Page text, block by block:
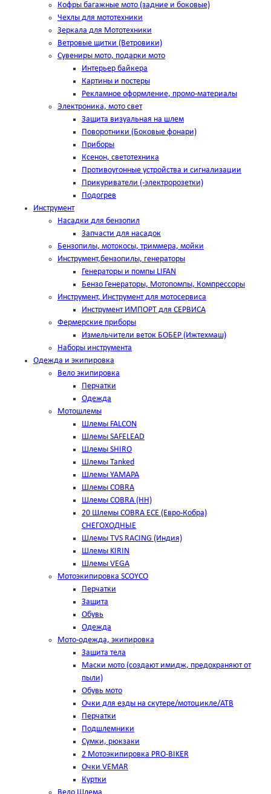
Кофры багажные мото (задние и боковые)
Чехлы для мототехники
Зеркала для Мототехники
Ветровые щитки (Ветровики)
Сувениры мото, подарки мото
Интерьер байкера
Картины и постеры
Рекламное оформление, промо-материалы
Электроника, мото свет
Защита визуальная на шлем
Поворотники (Боковые фонари)
Приборы
Ксенон, светотехника
Противоугонные устройства и сигнализации
Прикуриватели (-электророзетки)
Подогрев
Инструмент
Насадки для бензопил
Запчасти для насадок
Бензопилы, мотокосы, триммера, мойки
Инструмент,бензопилы, генераторы
Генераторы и помпы LIFAN
Бензо Генераторы, Мотопомпы, Компрессоры
Инструмент, Инструмент для мотосервиса
Инструмент ИМПОРТ для СЕРВИСА
Фермерские приборы
Измельчители веток БОБЕР (Ижтехмаш)
Наборы инструмента
Одежда и экипировка
Вело экипировка
Перчатки
Одежда
Мотошлемы
Шлемы FALCON
Шлемы SAFELEAD
Шлемы SHIRO
Шлемы Tanked
Шлемы YAMAPA
Шлемы COBRA
Шлемы COBRA (HH)
20 Шлемы COBRA ECE (Евро-Кобра)
СНЕГОХОДНЫЕ
Шлемы TVS RACING (Индия)
Шлемы KIRIN
Шлемы VEGA
Мотоэкипировка SCOYCO
Перчатки
Защита
Обувь
Одежда
Мото-одежда, экипировка
Защита тела
Маски мото (создают имидж, предохраняют от
пыли)
Обувь мото
Очки для езды на скутере/мотоцикле/АТВ
Перчатки
Подшлемники
Сумки, рюкзаки
2 Мотоэкипировка PRO-BIKER
Очки VEMAR
Куртки